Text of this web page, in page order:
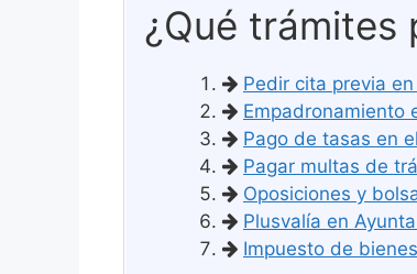
¿Qué trámites
Pedir cita previa
Empadronamiento
Pago de tasas en
Pagar multas de
Oposiciones y
Plusvalía en
Impuesto de